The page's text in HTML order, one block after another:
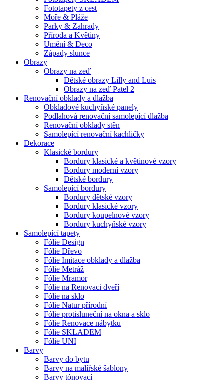
Fototapety z cest
Moře & Pláže
Parky & Zahrady
Příroda a Květiny
Umění & Deco
Západy slunce
Obrazy
Obrazy na zeď
Dětské obrazy Lilly and Luis
Obrazy na zeď Patel 2
Renovační obklady a dlažba
Obkladové kuchyňské panely
Podlahová renovační samolepící dlažba
Renovační obklady stěn
Samolepící renovační kachličky
Dekorace
Klasické bordury
Bordury klasické a květinové vzory
Bordury moderní vzory
Dětské bordury
Samolepící bordury
Bordury dětské vzory
Bordury klasické vzory
Bordury koupelnové vzory
Bordury kuchyňské vzory
Samolepící tapety
Fólie Design
Fólie Dřevo
Fólie Imitace obklady a dlažba
Fólie Metráž
Fólie Mramor
Fólie na Renovaci dveří
Fólie na sklo
Fólie Natur přírodní
Fólie protisluneční na okna a sklo
Fólie Renovace nábytku
Fólie SKLADEM
Fólie UNI
Barvy
Barvy do bytu
Barvy na malířské šablony
Barvy tónovací